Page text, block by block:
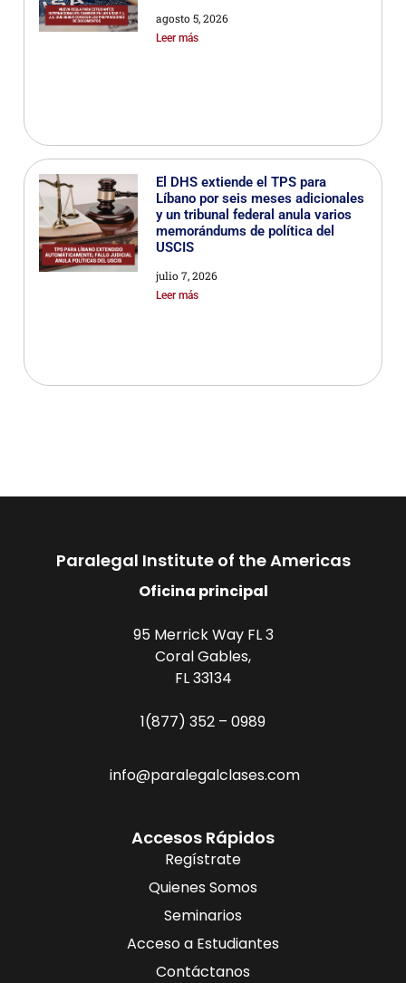
agosto 5, 2026
Leer más
El DHS extiende el TPS para
Líbano por seis meses adicionales
y un tribunal federal anula varios
memorándums de política del
USCIS
julio 7, 2026
Leer más
Paralegal Institute of the Americas
Oficina principal
95 Merrick Way FL 3
Coral Gables,
FL 33134
1(877) 352 – 0989
info@paralegalclases.com
Accesos Rápidos
Regístrate
Quienes Somos
Seminarios
Acceso a Estudiantes
Contáctanos